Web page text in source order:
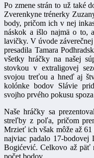
Po zmene strán to už také
Zverenkyne trénerky
body, pričom ich v nej
náskok a išlo najmä o to,
lavičky. V úvode
presadila Tamara
všetky hráčky na našej
stovkou v extraligovej
svojou treťou a hneď aj
kolónke bodov Slávie
svojho prvého pokusu
Naše hráčky sa
streľby z poľa, pričom
Mrzieť ich však môže až 61
najviac padalo 17-bodovej
Bogićević. Celkovo až päť
počet bodov.